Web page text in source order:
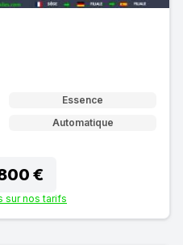
Essence
Automatique
€
sur nos tarifs